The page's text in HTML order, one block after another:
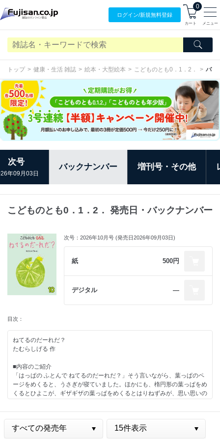
ログイン/新規無料登録
0
カート メニュー
トップ 健康・生活 雑誌 絵本・大型絵本 こどものとも0．1．2． バッ
次号
年09月03日
バックナンバー 増刊号・その他
こどものとも0．1．2． 発売日・バックナンバー
次号：2026年10月号 (発売日2026年09月03日)
紙 500円
デジタル ―
目次：
ねてるのだーれだ？
たむらしげる 作
■内容のご紹介
「はっぱの ふとんで ねてるのだーれだ？」そう言いながら、葉っぱのペ
ージをめくると、うさぎが寝ていました。ほかにも、楕円形の葉っぱをめ
くるとひよこが、ギザギザの葉っぱをめくるとはりねずみが、思い思いの
誰が眠っているのか想像しながら葉っぱ型のページをめくるのが楽しい絵
本です。
■編集部より